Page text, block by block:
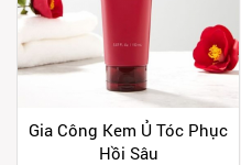
Gia Công Kem Ủ Tóc Phục
Hồi Sâu